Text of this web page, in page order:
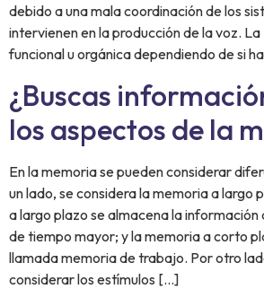
debido a una mala coordinación de los
intervienen en la producción de la voz.
funcional u orgánica dependiendo de si
¿Buscas
los aspectos de la
En la memoria se pueden considerar
un lado, se considera la memoria a largo
a largo plazo se almacena la información
de tiempo mayor; y la memoria a corto
llamada memoria de trabajo. Por otro
considerar los estímulos […]